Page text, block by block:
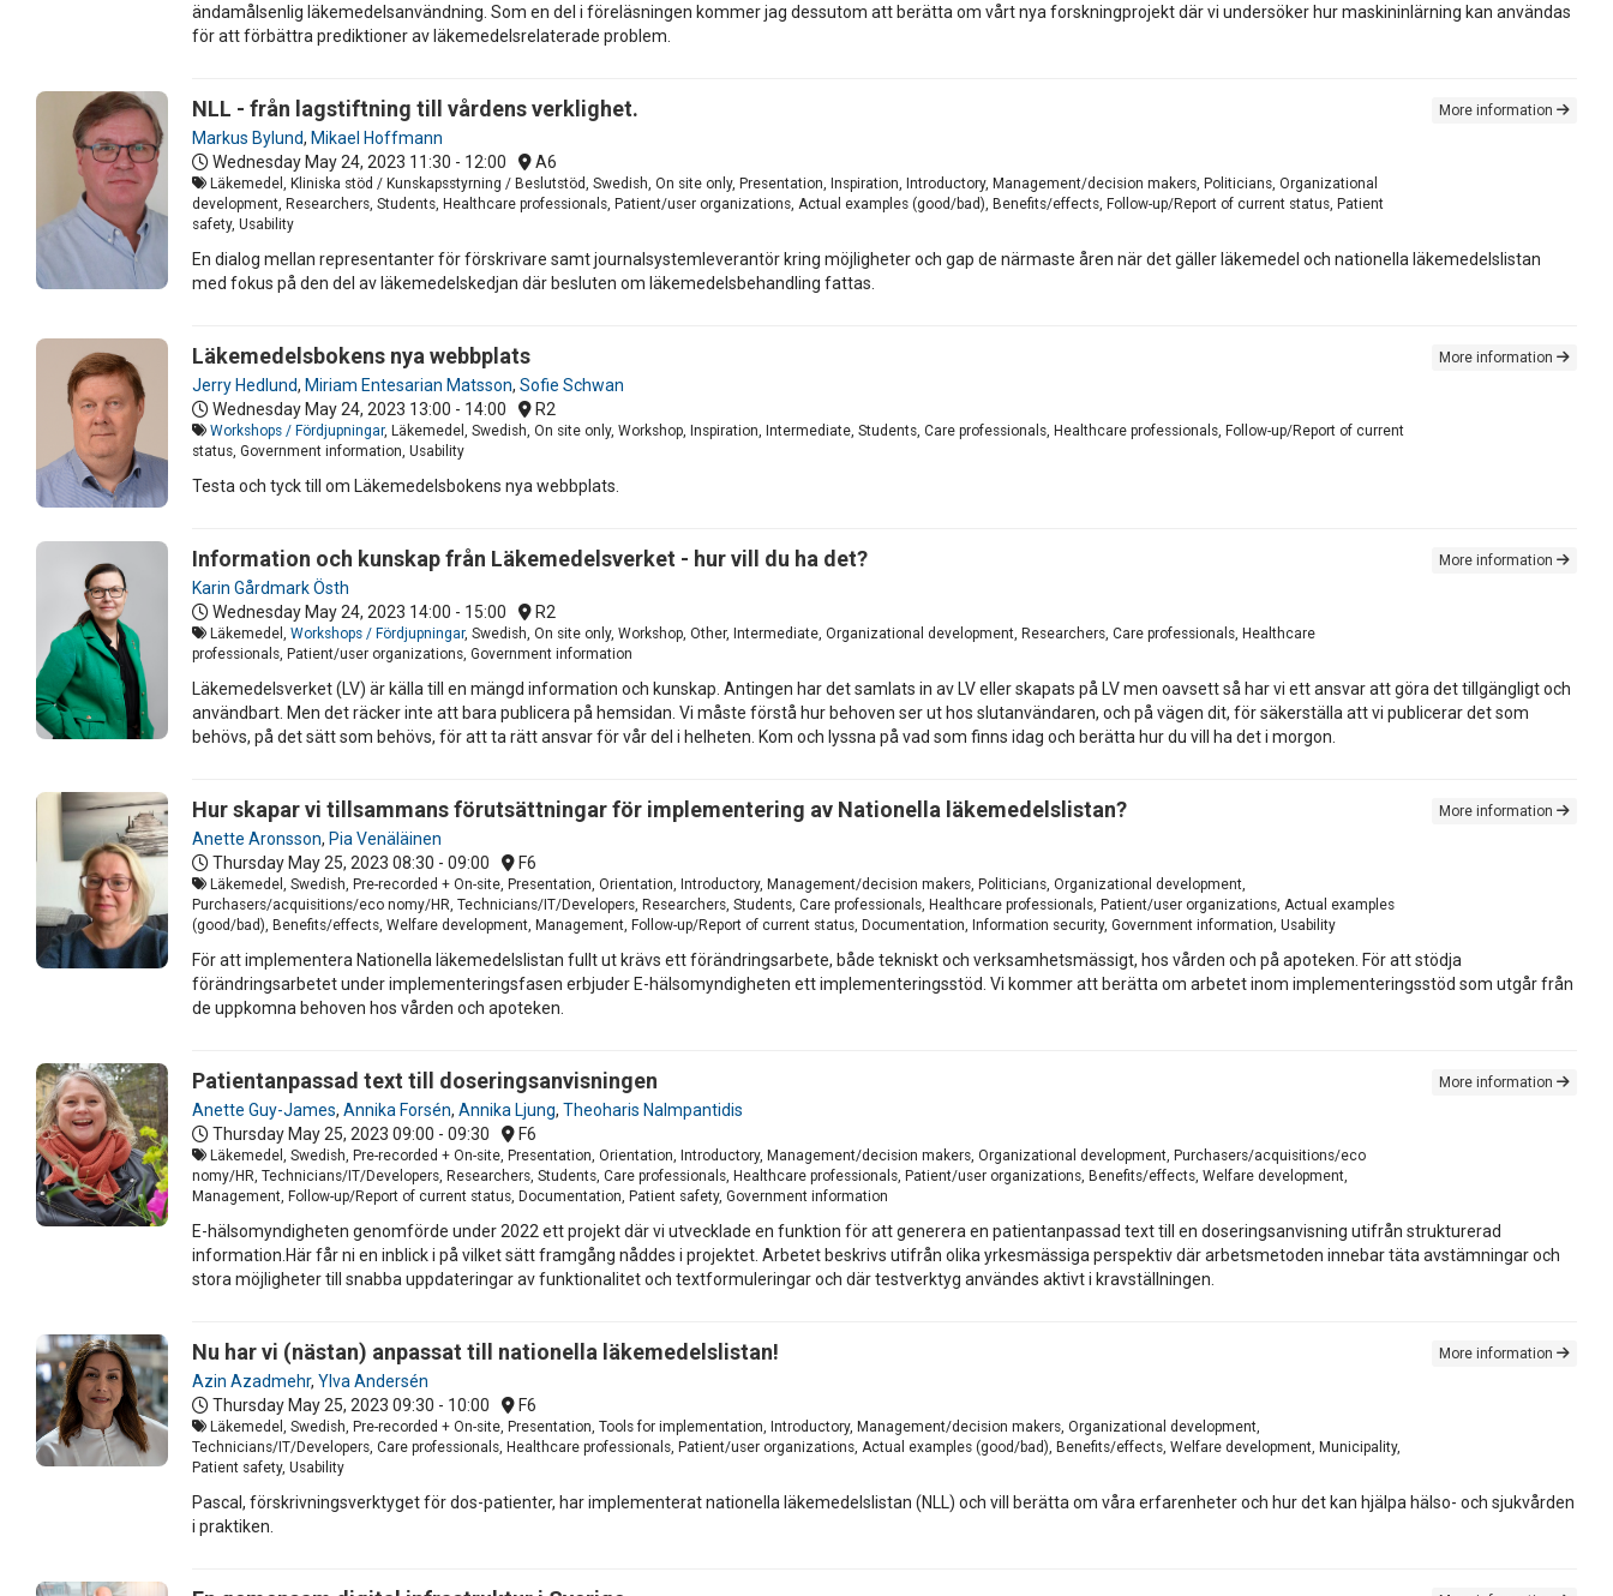
ändamålsenlig läkemedelsanvändning. Som en del i föreläsningen kommer jag dessutom att berätta om vårt nya forskningprojekt där vi undersöker hur maskininlärning kan användas
för att förbättra prediktioner av läkemedelsrelaterade problem.
NLL - från lagstiftning till vårdens verklighet.
Markus Bylund, Mikael Hoffmann
Wednesday May 24, 2023 11:30 - 12:00 A6
Läkemedel, Kliniska stöd / Kunskapsstyrning / Beslutstöd, Swedish, On site only, Presentation, Inspiration, Introductory, Management/decision makers, Politicians, Organizational
development, Researchers, Students, Healthcare professionals, Patient/user organizations, Actual examples (good/bad), Benefits/effects, Follow-up/Report of current status, Patient
safety, Usability
More information
En dialog mellan representanter för förskrivare samt journalsystemleverantör kring möjligheter och gap de närmaste åren när det gäller läkemedel och nationella läkemedelslistan
med fokus på den del av läkemedelskedjan där besluten om läkemedelsbehandling fattas.
Läkemedelsbokens nya webbplats
Jerry Hedlund, Miriam Entesarian Matsson, Sofie Schwan
Wednesday May 24, 2023 13:00 - 14:00 R2
Workshops / Fördjupningar, Läkemedel, Swedish, On site only, Workshop, Inspiration, Intermediate, Students, Care professionals, Healthcare professionals, Follow-up/Report of current
status, Government information, Usability
More information
Testa och tyck till om Läkemedelsbokens nya webbplats.
Information och kunskap från Läkemedelsverket - hur vill du ha det?
Karin Gårdmark Östh
Wednesday May 24, 2023 14:00 - 15:00 R2
Läkemedel, Workshops / Fördjupningar, Swedish, On site only, Workshop, Other, Intermediate, Organizational development, Researchers, Care professionals, Healthcare
professionals, Patient/user organizations, Government information
More information
Läkemedelsverket (LV) är källa till en mängd information och kunskap. Antingen har det samlats in av LV eller skapats på LV men oavsett så har vi ett ansvar att göra det tillgängligt och
användbart. Men det räcker inte att bara publicera på hemsidan. Vi måste förstå hur behoven ser ut hos slutanvändaren, och på vägen dit, för säkerställa att vi publicerar det som
behövs, på det sätt som behövs, för att ta rätt ansvar för vår del i helheten. Kom och lyssna på vad som finns idag och berätta hur du vill ha det i morgon.
Hur skapar vi tillsammans förutsättningar för implementering av Nationella läkemedelslistan?
Anette Aronsson, Pia Venäläinen
Thursday May 25, 2023 08:30 - 09:00 F6
Läkemedel, Swedish, Pre-recorded + On-site, Presentation, Orientation, Introductory, Management/decision makers, Politicians, Organizational development,
Purchasers/acquisitions/eco nomy/HR, Technicians/IT/Developers, Researchers, Students, Care professionals, Healthcare professionals, Patient/user organizations, Actual examples
(good/bad), Benefits/effects, Welfare development, Management, Follow-up/Report of current status, Documentation, Information security, Government information, Usability
More information
För att implementera Nationella läkemedelslistan fullt ut krävs ett förändringsarbete, både tekniskt och verksamhetsmässigt, hos vården och på apoteken. För att stödja
förändringsarbetet under implementeringsfasen erbjuder E-hälsomyndigheten ett implementeringsstöd. Vi kommer att berätta om arbetet inom implementeringsstöd som utgår från
de uppkomna behoven hos vården och apoteken.
Patientanpassad text till doseringsanvisningen
Anette Guy-James, Annika Forsén, Annika Ljung, Theoharis Nalmpantidis
Thursday May 25, 2023 09:00 - 09:30 F6
Läkemedel, Swedish, Pre-recorded + On-site, Presentation, Orientation, Introductory, Management/decision makers, Organizational development, Purchasers/acquisitions/eco
nomy/HR, Technicians/IT/Developers, Researchers, Students, Care professionals, Healthcare professionals, Patient/user organizations, Benefits/effects, Welfare development,
Management, Follow-up/Report of current status, Documentation, Patient safety, Government information
More information
E-hälsomyndigheten genomförde under 2022 ett projekt där vi utvecklade en funktion för att generera en patientanpassad text till en doseringsanvisning utifrån strukturerad
information.Här får ni en inblick i på vilket sätt framgång nåddes i projektet. Arbetet beskrivs utifrån olika yrkesmässiga perspektiv där arbetsmetoden innebar täta avstämningar och
stora möjligheter till snabba uppdateringar av funktionalitet och textformuleringar och där testverktyg användes aktivt i kravställningen.
Nu har vi (nästan) anpassat till nationella läkemedelslistan!
Azin Azadmehr, Ylva Andersén
Thursday May 25, 2023 09:30 - 10:00 F6
Läkemedel, Swedish, Pre-recorded + On-site, Presentation, Tools for implementation, Introductory, Management/decision makers, Organizational development,
Technicians/IT/Developers, Care professionals, Healthcare professionals, Patient/user organizations, Actual examples (good/bad), Benefits/effects, Welfare development, Municipality,
Patient safety, Usability
More information
Pascal, förskrivningsverktyget för dos-patienter, har implementerat nationella läkemedelslistan (NLL) och vill berätta om våra erfarenheter och hur det kan hjälpa hälso- och sjukvården
i praktiken.